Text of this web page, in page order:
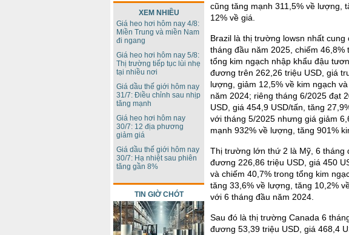
cũng tăng mạnh 311,5% về lượng,
12% về giá.
Brazil là thị trường lowsn nhất
tháng đầu năm 2025, chiếm
tổng kim ngạch nhập khẩu đậu
đương trên 262,26 triệu USD, giá
lượng, giảm 12,5% về kim ngạch
năm 2024; riêng tháng 6/2025 đạt
USD, giá 454,9 USD/tấn, tăng
với tháng 5/2025 nhưng giá giảm
mạnh 932% về lượng, tăng 901%
Thị trường lớn thứ 2 là Mỹ, 6 tháng
đương 226,86 triệu USD, giá 450
và chiếm 40,7% trong tổng kim
tăng 33,6% về lượng, tăng 10,2%
với 6 tháng đầu năm 2024.
Sau đó là thị trường Canada 6
đương 53,39 triệu USD, giá 468,4
XEM NHIỀU
Giá heo hơi hôm nay 4/8:
Miền Trung và miền Nam
đi ngang
Giá heo hơi hôm nay 5/8:
Thị trường tiếp tục lùi nhẹ
tại nhiều nơi
Giá dầu thế giới hôm nay
31/7: Điều chỉnh sau nhịp
tăng mạnh
Giá heo hơi hôm nay
30/7: 12 địa phương
giảm giá
Giá dầu thế giới hôm nay
30/7: Hạ nhiệt sau phiên
tăng gần 8%
TIN GIỜ CHÓT